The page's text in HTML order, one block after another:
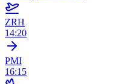
ZRH
14:20
PMI
16:15